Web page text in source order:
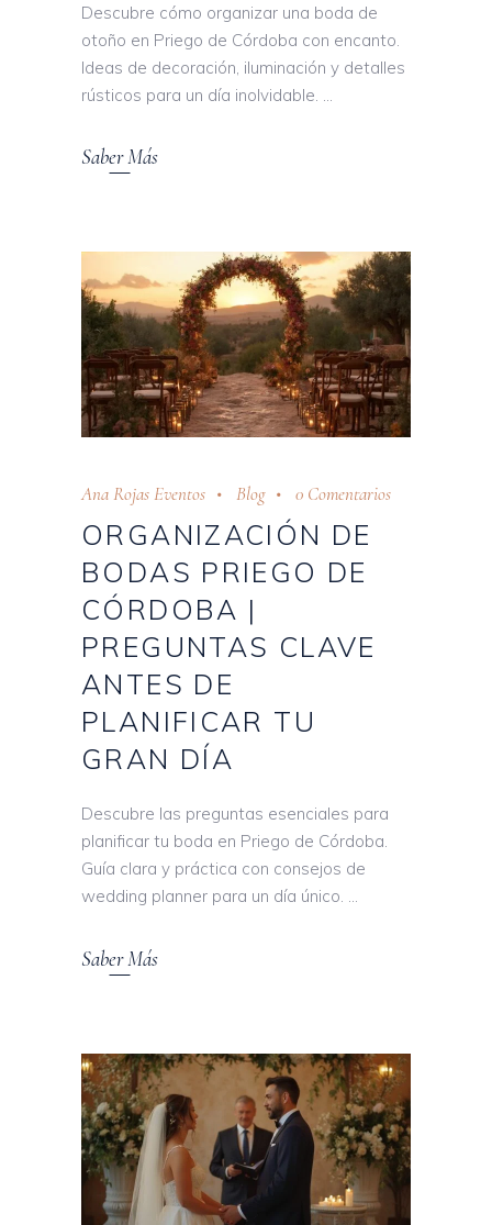
Descubre cómo organizar una boda de
otoño en Priego de Córdoba con encanto.
Ideas de decoración, iluminación y detalles
rústicos para un día inolvidable.
Saber Más
Ana Rojas Eventos Blog 0 Comentarios
ORGANIZACIÓN DE
BODAS PRIEGO DE
CÓRDOBA |
PREGUNTAS CLAVE
ANTES DE
PLANIFICAR TU
GRAN DÍA
Descubre las preguntas esenciales para
planificar tu boda en Priego de Córdoba.
Guía clara y práctica con consejos de
wedding planner para un día único.
Saber Más